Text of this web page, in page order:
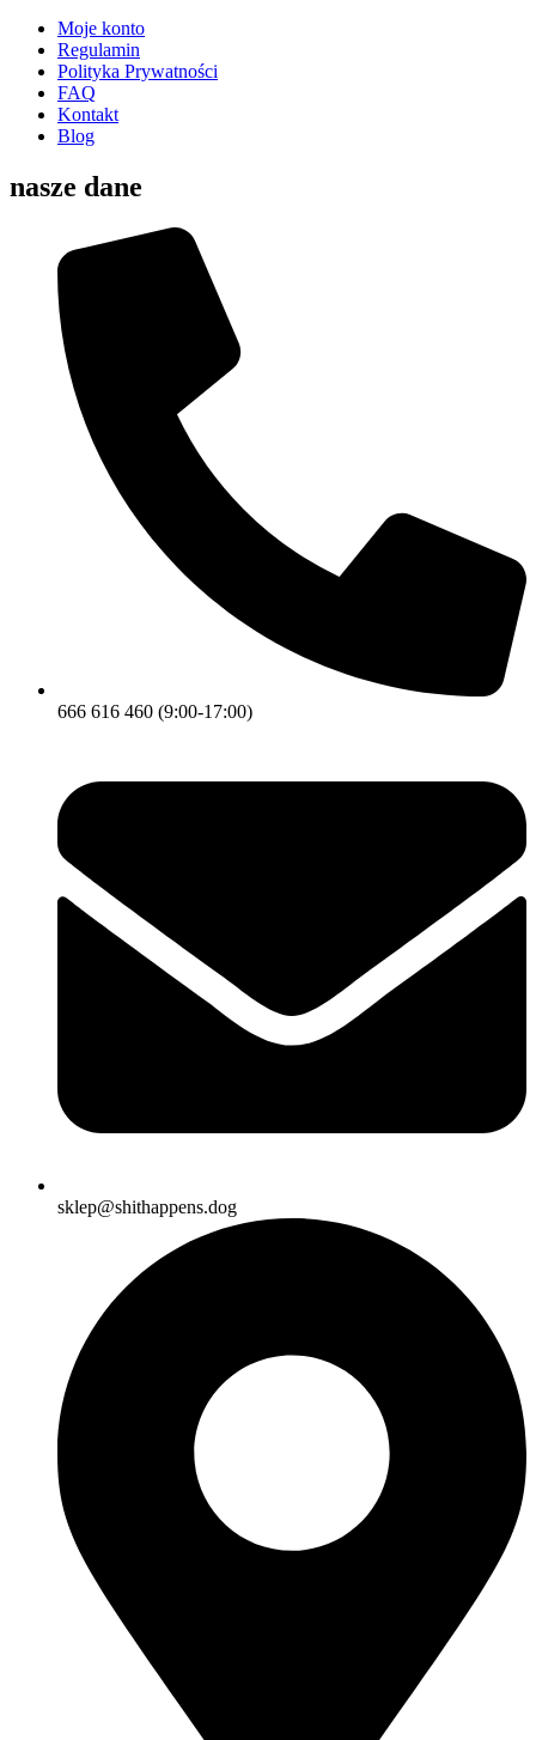
Moje konto
Regulamin
Polityka Prywatności
FAQ
Kontakt
Blog
nasze dane
666 616 460 (9:00-17:00)
sklep@shithappens.dog